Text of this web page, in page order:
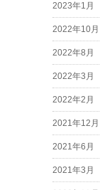
2023年1月
2022年10月
2022年8月
2022年3月
2022年2月
2021年12月
2021年6月
2021年3月